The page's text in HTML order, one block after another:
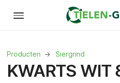
Producten Siergrind
KWARTS WIT